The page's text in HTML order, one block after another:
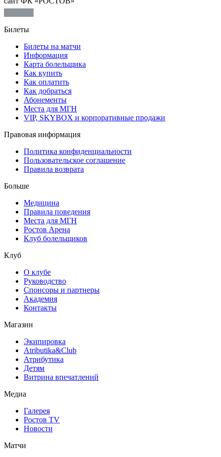
Билеты
Билеты на матчи
Информация
Карта болельщика
Как купить
Как оплатить
Как добраться
Абонементы
Места для МГН
VIP, SKYBOX и корпоративные продажи
Правовая информация
Политика конфиденциальности
Пользовательское соглашение
Правила возврата
Больше
Медицина
Правила поведения
Места для МГН
Ростов Арена
Клуб болельщиков
Клуб
О клубе
Руководство
Спонсоры и партнеры
Академия
Контакты
Магазин
Экипировка
Atributika&Club
Атрибутика
Детям
Витрина впечатлений
Медиа
Галерея
Ростов TV
Новости
Матчи